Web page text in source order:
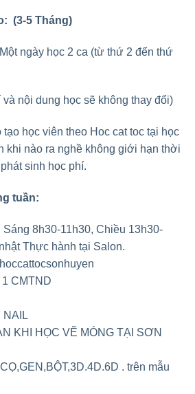
(3-5 Tháng)
ngày học 2 ca (từ thứ 2 đến thứ
và nội dung học sẽ không thay đổi)
học viên theo Hoc cat toc tại học
khi nào ra nghề không giới hạn thời
sinh học phí.
tuần:
8h30-11h30, Chiều 13h30-
Thực hành tại Salon.
CMTND
NAIL
KHI HỌC VẼ MÓNG TẠI SƠN
. trên mẫu